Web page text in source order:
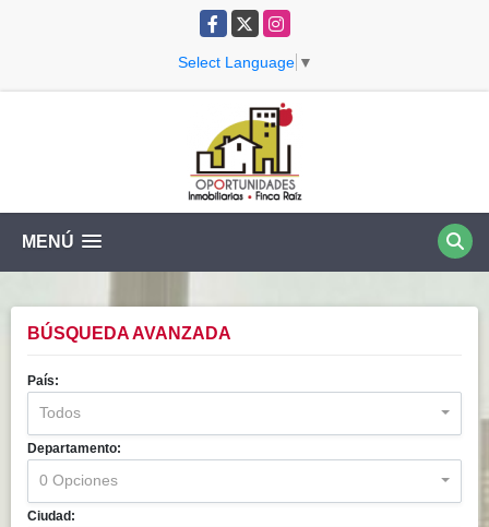
Facebook
X Instagram
Select Language ▼
MENÚ
BÚSQUEDA AVANZADA
País:
Todos
Departamento:
0 Opciones
Ciudad: